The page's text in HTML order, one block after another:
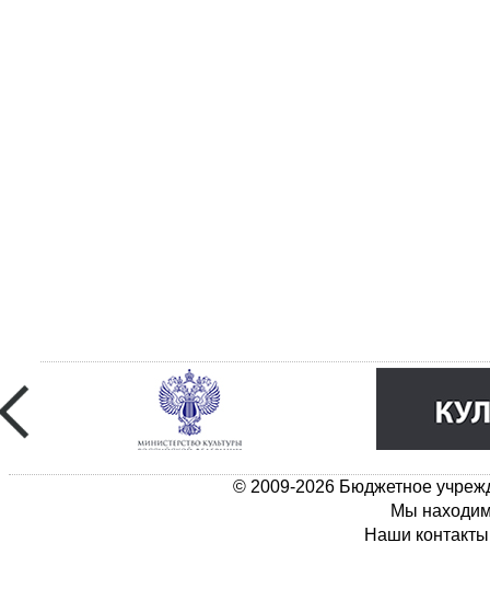
© 2009-2026 Бюджетное
Мы
Наши